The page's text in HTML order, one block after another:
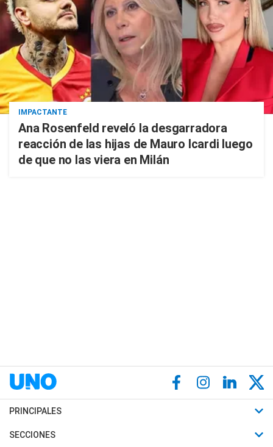
IMPACTANTE
Ana Rosenfeld reveló la desgarradora
reacción de las hijas de Mauro Icardi luego
de que no las viera en Milán
PRINCIPALES
Últimas Noticias
SECCIONES